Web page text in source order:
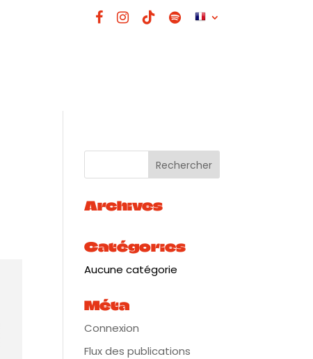
Archives
Catégories
Aucune catégorie
Méta
Connexion
Flux des publications